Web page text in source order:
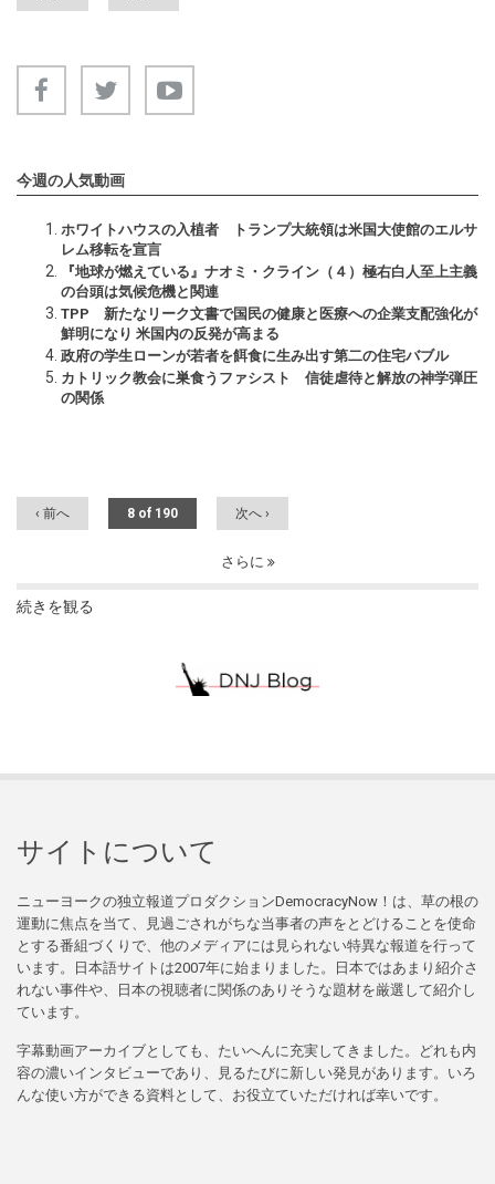
今週の人気動画
ホワイトハウスの入植者 トランプ大統領は米国大使館のエルサ
レム移転を宣言
『地球が燃えている』ナオミ・クライン（４）極右白人至上主義
の台頭は気候危機と関連
TPP 新たなリーク文書で国民の健康と医療への企業支配強化が
鮮明になり 米国内の反発が高まる
政府の学生ローンが若者を餌食に生み出す第二の住宅バブル
カトリック教会に巣食うファシスト 信徒虐待と解放の神学弾圧
の関係
‹ 前へ 8 of 190 次へ ›
さらに
続きを観る
サイトについて
ニューヨークの独立報道プロダクションDemocracyNow！は、草の根の
運動に焦点を当て、見過ごされがちな当事者の声をとどけることを使命
とする番組づくりで、他のメディアには見られない特異な報道を行って
います。日本語サイトは2007年に始まりました。日本ではあまり紹介さ
れない事件や、日本の視聴者に関係のありそうな題材を厳選して紹介し
ています。
字幕動画アーカイブとしても、たいへんに充実してきました。どれも内
容の濃いインタビューであり、見るたびに新しい発見があります。いろ
んな使い方ができる資料として、お役立ていただければ幸いです。